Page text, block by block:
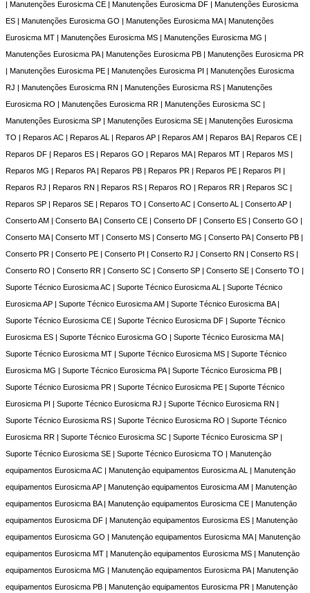
| Manutenções Eurosicma CE | Manutenções Eurosicma DF | Manutenções Eurosicma
ES | Manutenções Eurosicma GO | Manutenções Eurosicma MA | Manutenções
Eurosicma MT | Manutenções Eurosicma MS | Manutenções Eurosicma MG |
Manutenções Eurosicma PA | Manutenções Eurosicma PB | Manutenções Eurosicma PR
| Manutenções Eurosicma PE | Manutenções Eurosicma PI | Manutenções Eurosicma
RJ | Manutenções Eurosicma RN | Manutenções Eurosicma RS | Manutenções
Eurosicma RO | Manutenções Eurosicma RR | Manutenções Eurosicma SC |
Manutenções Eurosicma SP | Manutenções Eurosicma SE | Manutenções Eurosicma
TO | Reparos AC | Reparos AL | Reparos AP | Reparos AM | Reparos BA | Reparos CE |
Reparos DF | Reparos ES | Reparos GO | Reparos MA | Reparos MT | Reparos MS |
Reparos MG | Reparos PA | Reparos PB | Reparos PR | Reparos PE | Reparos PI |
Reparos RJ | Reparos RN | Reparos RS | Reparos RO | Reparos RR | Reparos SC |
Reparos SP | Reparos SE | Reparos TO | Conserto AC | Conserto AL | Conserto AP |
Conserto AM | Conserto BA | Conserto CE | Conserto DF | Conserto ES | Conserto GO |
Conserto MA | Conserto MT | Conserto MS | Conserto MG | Conserto PA | Conserto PB |
Conserto PR | Conserto PE | Conserto PI | Conserto RJ | Conserto RN | Conserto RS |
Conserto RO | Conserto RR | Conserto SC | Conserto SP | Conserto SE | Conserto TO |
Suporte Técnico Eurosicma AC | Suporte Técnico Eurosicma AL | Suporte Técnico
Eurosicma AP | Suporte Técnico Eurosicma AM | Suporte Técnico Eurosicma BA |
Suporte Técnico Eurosicma CE | Suporte Técnico Eurosicma DF | Suporte Técnico
Eurosicma ES | Suporte Técnico Eurosicma GO | Suporte Técnico Eurosicma MA |
Suporte Técnico Eurosicma MT | Suporte Técnico Eurosicma MS | Suporte Técnico
Eurosicma MG | Suporte Técnico Eurosicma PA | Suporte Técnico Eurosicma PB |
Suporte Técnico Eurosicma PR | Suporte Técnico Eurosicma PE | Suporte Técnico
Eurosicma PI | Suporte Técnico Eurosicma RJ | Suporte Técnico Eurosicma RN |
Suporte Técnico Eurosicma RS | Suporte Técnico Eurosicma RO | Suporte Técnico
Eurosicma RR | Suporte Técnico Eurosicma SC | Suporte Técnico Eurosicma SP |
Suporte Técnico Eurosicma SE | Suporte Técnico Eurosicma TO | Manutençāo
equipamentos Eurosicma AC | Manutençāo equipamentos Eurosicma AL | Manutençāo
equipamentos Eurosicma AP | Manutençāo equipamentos Eurosicma AM | Manutençāo
equipamentos Eurosicma BA | Manutençāo equipamentos Eurosicma CE | Manutençāo
equipamentos Eurosicma DF | Manutençāo equipamentos Eurosicma ES | Manutençāo
equipamentos Eurosicma GO | Manutençāo equipamentos Eurosicma MA | Manutençāo
equipamentos Eurosicma MT | Manutençāo equipamentos Eurosicma MS | Manutençāo
equipamentos Eurosicma MG | Manutençāo equipamentos Eurosicma PA | Manutençāo
equipamentos Eurosicma PB | Manutençāo equipamentos Eurosicma PR | Manutençāo